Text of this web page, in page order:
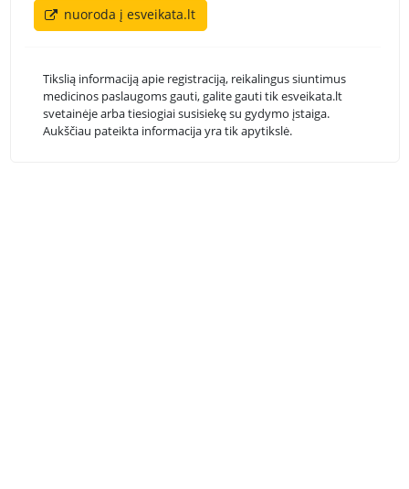
nuoroda į esveikata.lt
Tikslią informaciją apie registraciją, reikalingus siuntimus
medicinos paslaugoms gauti, galite gauti tik esveikata.lt
svetainėje arba tiesiogiai susisiekę su gydymo įstaiga.
Aukščiau pateikta informacija yra tik apytikslė.